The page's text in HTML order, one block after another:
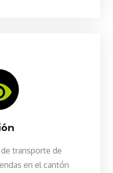
transporte de
en el cantón